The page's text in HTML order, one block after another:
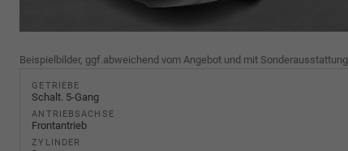
Beispielbilder, ggf.abweichend vom Angebot und mit Sonderausstattung
GETRIEBE
Schalt. 5-Gang
ANTRIEBSACHSE
Frontantrieb
ZYLINDER